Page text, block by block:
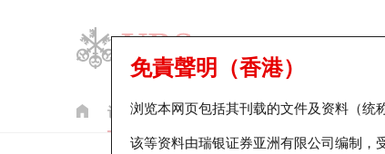
认股证 牛熊证 美股指数产品 轮证市场
免責聲明（香港）
浏览本网页包括其刊载的文件及资料（统
该等资料由瑞银证券亚洲有限公司编制，